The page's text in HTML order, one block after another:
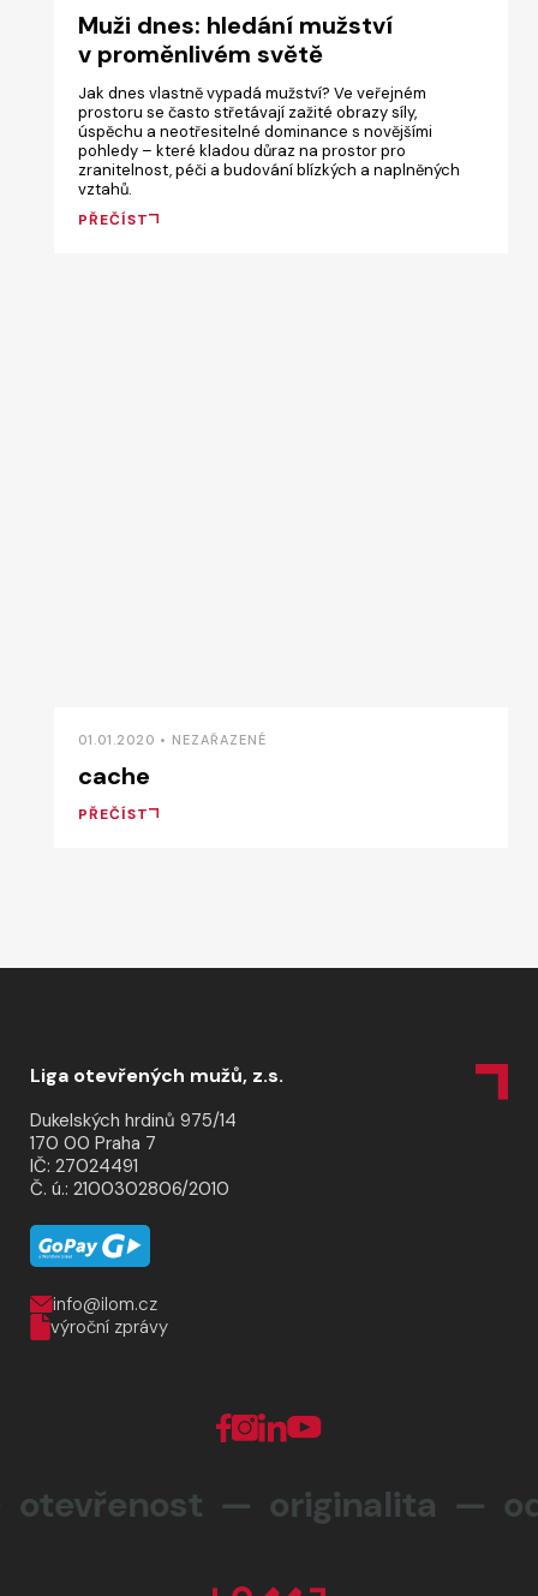
Muži dnes: hledání mužství
v proměnlivém světě
Jak dnes vlastně vypadá mužství? Ve veřejném
prostoru se často střetávají zažité obrazy síly,
úspěchu a neotřesitelné dominance s novějšími
pohledy – které kladou důraz na prostor pro
zranitelnost, péči a budování blízkých a naplněných
vztahů.
PŘEČÍST
01.01.2020 • NEZAŘAZENÉ
cache
PŘEČÍST
Liga otevřených mužů, z.s.
Dukelských hrdinů 975/14
170 00 Praha 7
IČ: 27024491
Č. ú.: 2100302806/2010
info@ilom.cz
výroční zprávy
— originalita —